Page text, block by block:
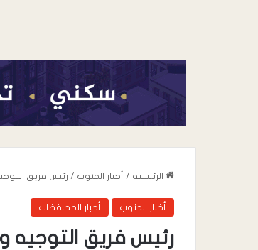
الرئيسية / أخبار الجنوب / رئيس فريق
أخبار الجنوب أخبار المحافظات
رئيس فريق التوجيه